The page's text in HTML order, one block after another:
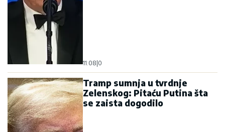
11:08 0
Tramp sumnja u tvrdnje
Zelenskog: Pitaću Putina šta
se zaista dogodilo